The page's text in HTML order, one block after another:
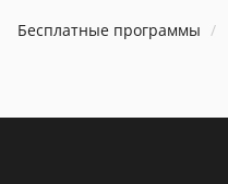
Бесплатные программы